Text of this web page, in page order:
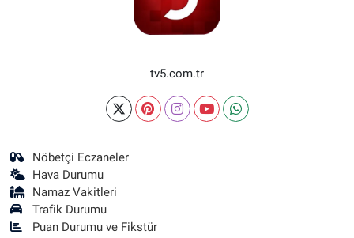
tv5.com.tr
Nöbetçi Eczaneler
Hava Durumu
Namaz Vakitleri
Trafik Durumu
Puan Durumu ve Fikstür